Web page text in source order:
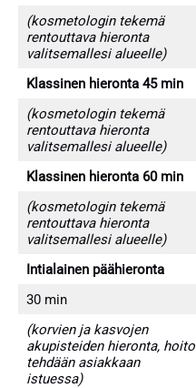
(kosmetologin tekemä
rentouttava hieronta
valitsemallesi alueelle)
Klassinen hieronta 45 min
(kosmetologin tekemä
rentouttava hieronta
valitsemallesi alueelle)
Klassinen hieronta 60 min
(kosmetologin tekemä
rentouttava hieronta
valitsemallesi alueelle)
Intialainen päähieronta
30 min
(korvien ja kasvojen
akupisteiden hieronta, hoito
tehdään asiakkaan
istuessa)